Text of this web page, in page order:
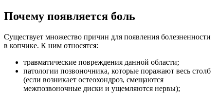
Почему появляется боль
Существует множество причин для появления болезненности
в копчике. К ним относятся:
травматические повреждения данной области;
патологии позвоночника, которые поражают весь столб
(если возникает остеохондроз, смещаются
межпозвоночные диски и ущемляются нервы);